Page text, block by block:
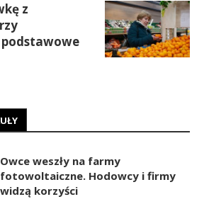
z
Owce weszły na farmy
fotowoltaiczne. Hodowcy i firmy
widzą korzyści